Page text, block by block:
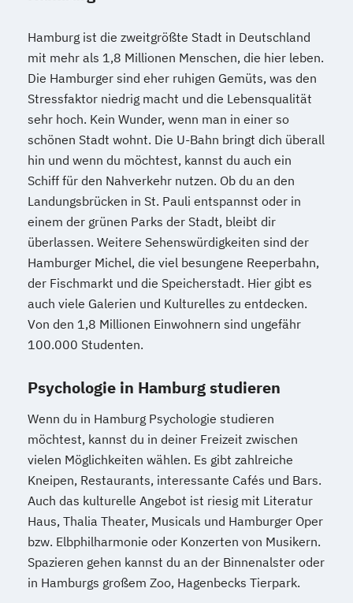
Hamburg ist die zweitgrößte Stadt in Deutschland
mit mehr als 1,8 Millionen Menschen, die hier leben.
Die Hamburger sind eher ruhigen Gemüts, was den
Stressfaktor niedrig macht und die Lebensqualität
sehr hoch. Kein Wunder, wenn man in einer so
schönen Stadt wohnt. Die U-Bahn bringt dich überall
hin und wenn du möchtest, kannst du auch ein
Schiff für den Nahverkehr nutzen. Ob du an den
Landungsbrücken in St. Pauli entspannst oder in
einem der grünen Parks der Stadt, bleibt dir
überlassen. Weitere Sehenswürdigkeiten sind der
Hamburger Michel, die viel besungene Reeperbahn,
der Fischmarkt und die Speicherstadt. Hier gibt es
auch viele Galerien und Kulturelles zu entdecken.
Von den 1,8 Millionen Einwohnern sind ungefähr
100.000 Studenten.
Psychologie in Hamburg studieren
Wenn du in Hamburg Psychologie studieren
möchtest, kannst du in deiner Freizeit zwischen
vielen Möglichkeiten wählen. Es gibt zahlreiche
Kneipen, Restaurants, interessante Cafés und Bars.
Auch das kulturelle Angebot ist riesig mit Literatur
Haus, Thalia Theater, Musicals und Hamburger Oper
bzw. Elbphilharmonie oder Konzerten von Musikern.
Spazieren gehen kannst du an der Binnenalster oder
in Hamburgs großem Zoo, Hagenbecks Tierpark.